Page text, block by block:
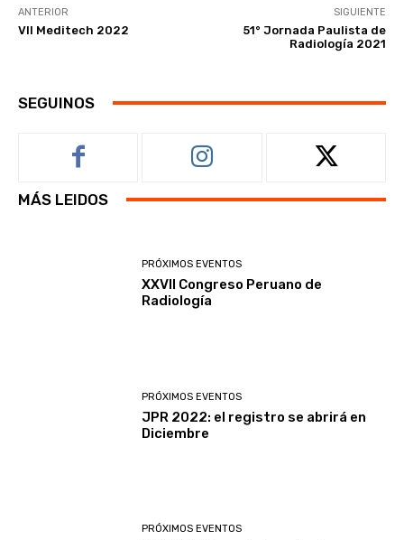
ANTERIOR
VII Meditech 2022
SIGUIENTE
51° Jornada Paulista de
Radiología 2021
SEGUINOS
MÁS LEIDOS
PRÓXIMOS EVENTOS
XXVII Congreso Peruano de
Radiología
PRÓXIMOS EVENTOS
JPR 2022: el registro se abrirá en
Diciembre
PRÓXIMOS EVENTOS